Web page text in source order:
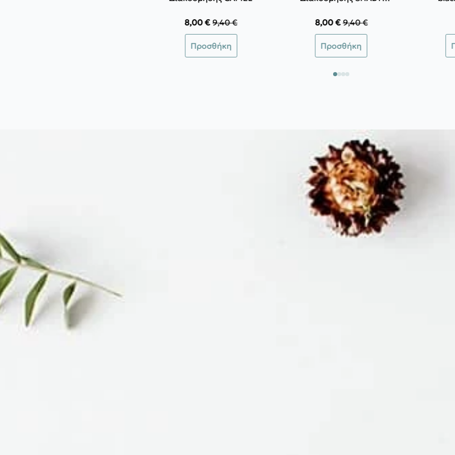
9,40€
Original
price
was:
9,40 €.
8,00€Η
τρέχουσα
τιμή
είναι:
Προσθήκη
9,40€
Original
price
was:
9,40 €.
8,00€Η
τρέχουσα
τιμή
είναι:
Προσθήκη